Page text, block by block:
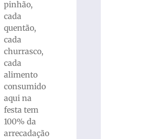
pinhão,
cada
quentão,
cada
churrasco,
cada
alimento
consumido
aqui na
festa tem
100% da
arrecadação